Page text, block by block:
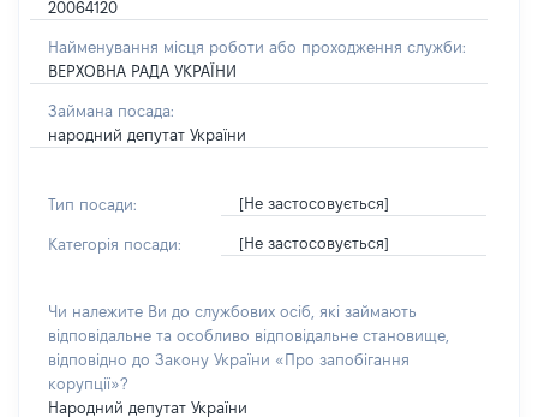
20064120
Найменування місця роботи або проходження служби:
ВЕРХОВНА РАДА УКРАЇНИ
Займана посада:
народний депутат України
Тип посади: [Не застосовується]
Категорія посади: [Не застосовується]
Чи належите Ви до службових осіб, які займають
відповідальне та особливо відповідальне становище,
відповідно до Закону України «Про запобігання
корупції»?
Народний депутат України